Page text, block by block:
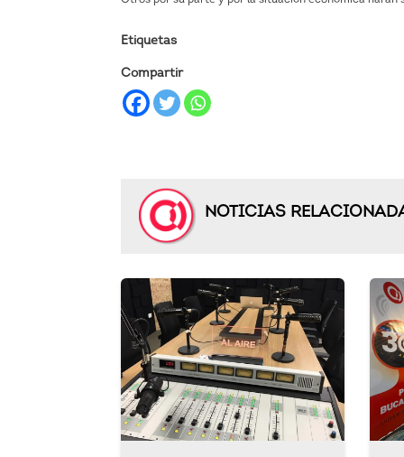
Etiquetas
Compartir
NOTICIAS